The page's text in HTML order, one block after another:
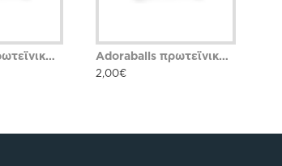
Adoraballs πρωτεϊνικά μπαλάκια choco praline delight 40γρ Nutree Χ.ΓΛ Adoraballs πρωτεϊνικά μπαλάκια double coconut dream 40γρ Nutree Χ.ΓΛ
2,00€